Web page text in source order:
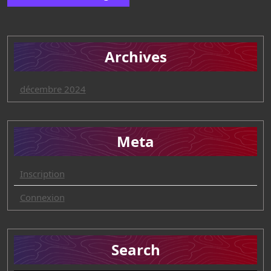
Archives
décembre 2024
Meta
Inscription
Connexion
Search